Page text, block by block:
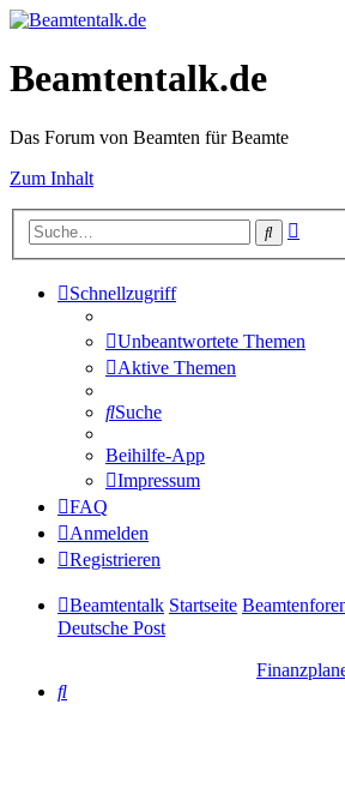
Beamtentalk.de
Das Forum von Beamten für Beamte
Zum Inhalt
Suche
Schnellzugriff
Unbeantwortete Themen
Aktive Themen
Suche
Beihilfe-App
Impressum
FAQ
Anmelden
Registrieren
Beamtentalk Startseite
Deutsche Post
Suche